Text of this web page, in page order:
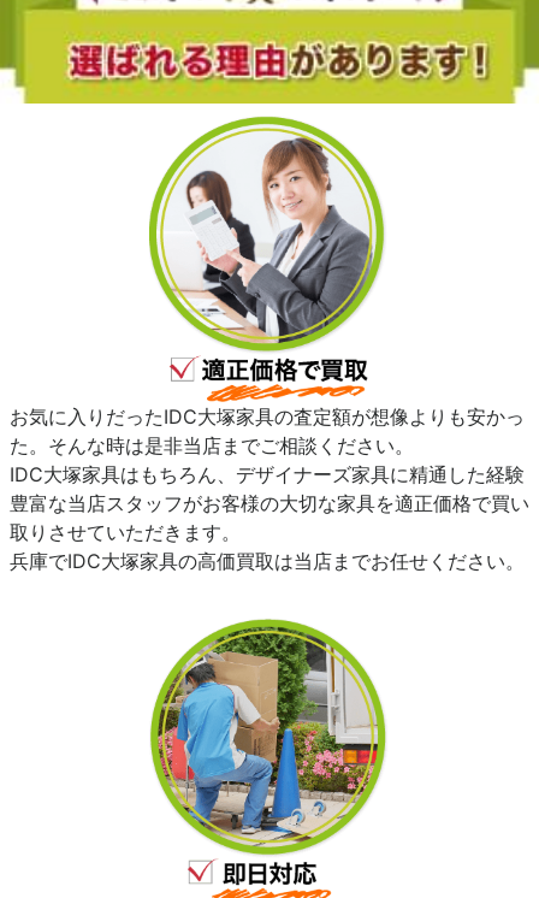
お気に入りだったIDC大塚家具の査定額が想像よりも安かっ
た。そんな時は是非当店までご相談ください。
IDC大塚家具はもちろん、デザイナーズ家具に精通した経験
豊富な当店スタッフがお客様の大切な家具を適正価格で買い
取りさせていただきます。
兵庫でIDC大塚家具の高価買取は当店までお任せください。